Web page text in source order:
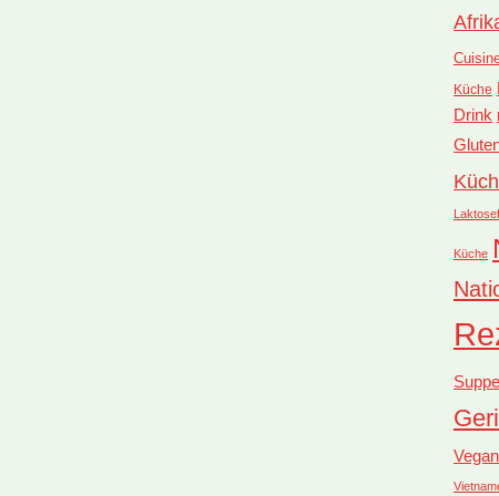
Küche
Drink
Küche
Vegan